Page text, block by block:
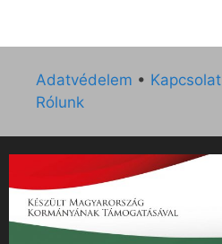
Adatvédelem • Kapcsolat
Rólunk